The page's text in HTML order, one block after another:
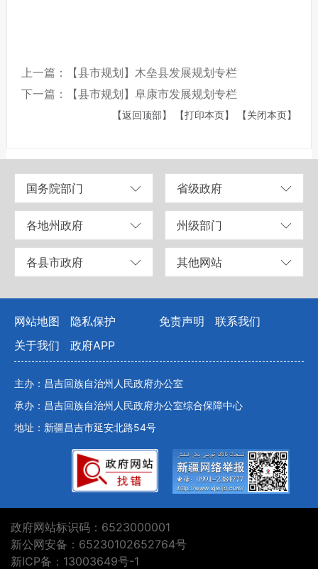
上一篇：【县市规划】木垒县发展规划专栏
下一篇：【县市规划】阜康市发展规划专栏
【返回顶部】 【打印本页】 【关闭本页】
国务院部门 省级政府
各地州政府 州级部门
各县市政府 其他网站
网站地图 隐私保护 免责声明
联系我们
关于我们
政府APP
主办：昌吉回族自治州人民政府办公室
承办：昌吉回族自治州人民政府办公室综合保障中心
地址：新疆昌吉市延安北路54号
政府网站标识码：6523000001
新公网安备：65230102652764号
新ICP备：13003649号-1